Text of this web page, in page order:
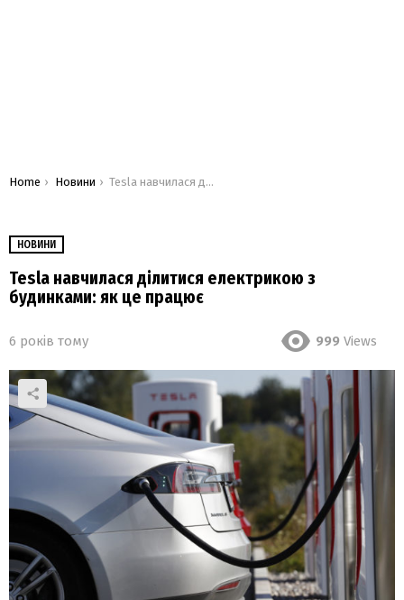
You are here:
Home Новини Tesla навчилася ділитися електрикою з будинками: як це працює
НОВИНИ
Tesla навчилася ділитися електрикою з
будинками: як це працює
6 років тому 999 Views